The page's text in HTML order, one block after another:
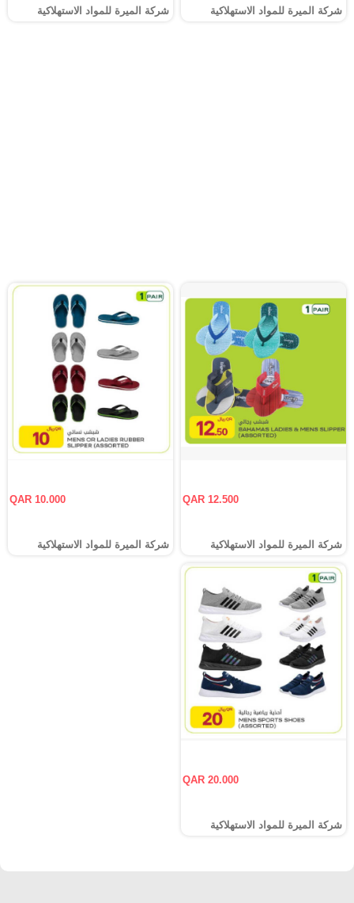
شركة الميرة للمواد الاستهلاكية شركة الميرة للمواد الاستهلاكية
QAR 12.500
شركة الميرة للمواد الاستهلاكية
QAR 10.000
شركة الميرة للمواد الاستهلاكية
QAR 20.000
شركة الميرة للمواد الاستهلاكية